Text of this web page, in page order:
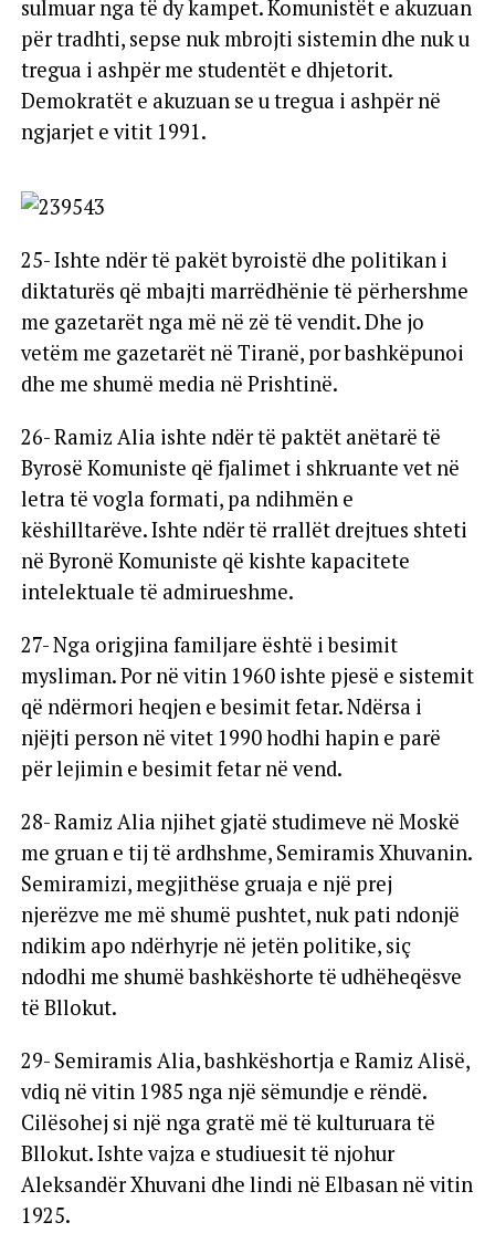
sulmuar nga të dy kampet. Komunistët e akuzuan
për tradhti, sepse nuk mbrojti sistemin dhe nuk u
tregua i ashpër me studentët e dhjetorit.
Demokratët e akuzuan se u tregua i ashpër në
ngjarjet e vitit 1991.
25- Ishte ndër të pakët byroistë dhe politikan i
diktaturës që mbajti marrëdhënie të përhershme
me gazetarët nga më në zë të vendit. Dhe jo
vetëm me gazetarët në Tiranë, por bashkëpunoi
dhe me shumë media në Prishtinë.
26- Ramiz Alia ishte ndër të paktët anëtarë të
Byrosë Komuniste që fjalimet i shkruante vet në
letra të vogla formati, pa ndihmën e
këshilltarëve. Ishte ndër të rrallët drejtues shteti
në Byronë Komuniste që kishte kapacitete
intelektuale të admirueshme.
27- Nga origjina familjare është i besimit
mysliman. Por në vitin 1960 ishte pjesë e sistemit
që ndërmori heqjen e besimit fetar. Ndërsa i
njëjti person në vitet 1990 hodhi hapin e parë
për lejimin e besimit fetar në vend.
28- Ramiz Alia njihet gjatë studimeve në Moskë
me gruan e tij të ardhshme, Semiramis Xhuvanin.
Semiramizi, megjithëse gruaja e një prej
njerëzve me më shumë pushtet, nuk pati ndonjë
ndikim apo ndërhyrje në jetën politike, siç
ndodhi me shumë bashkëshorte të udhëheqësve
të Bllokut.
29- Semiramis Alia, bashkëshortja e Ramiz Alisë,
vdiq në vitin 1985 nga një sëmundje e rëndë.
Cilësohej si një nga gratë më të kulturuara të
Bllokut. Ishte vajza e studiuesit të njohur
Aleksandër Xhuvani dhe lindi në Elbasan në vitin
1925.